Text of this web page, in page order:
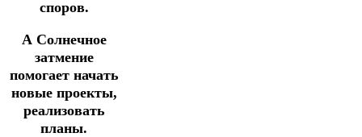
споров.
А Солнечное
затмение
помогает начать
новые проекты,
реализовать
планы.